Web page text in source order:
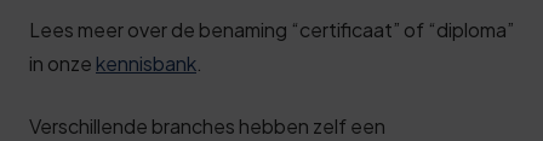
Lees meer over de benaming “certificaat” of “diploma”
in onze kennisbank
Verschillende branches hebben zelf een